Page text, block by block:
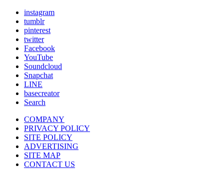
instagram
tumblr
pinterest
twitter
Facebook
YouTube
Soundcloud
Snapchat
LINE
basecreator
Search
COMPANY
PRIVACY POLICY
SITE POLICY
ADVERTISING
SITE MAP
CONTACT US